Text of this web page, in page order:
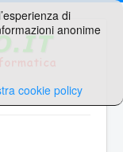
di
anonime
cookie policy